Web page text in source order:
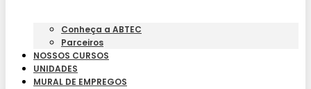
Conheça a ABTEC
Parceiros
NOSSOS CURSOS
UNIDADES
MURAL DE EMPREGOS